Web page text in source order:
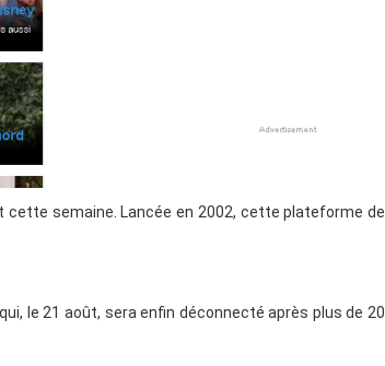
cette semaine. Lancée en 2002, cette plateforme de
le 21 août, sera enfin déconnecté après plus de 20